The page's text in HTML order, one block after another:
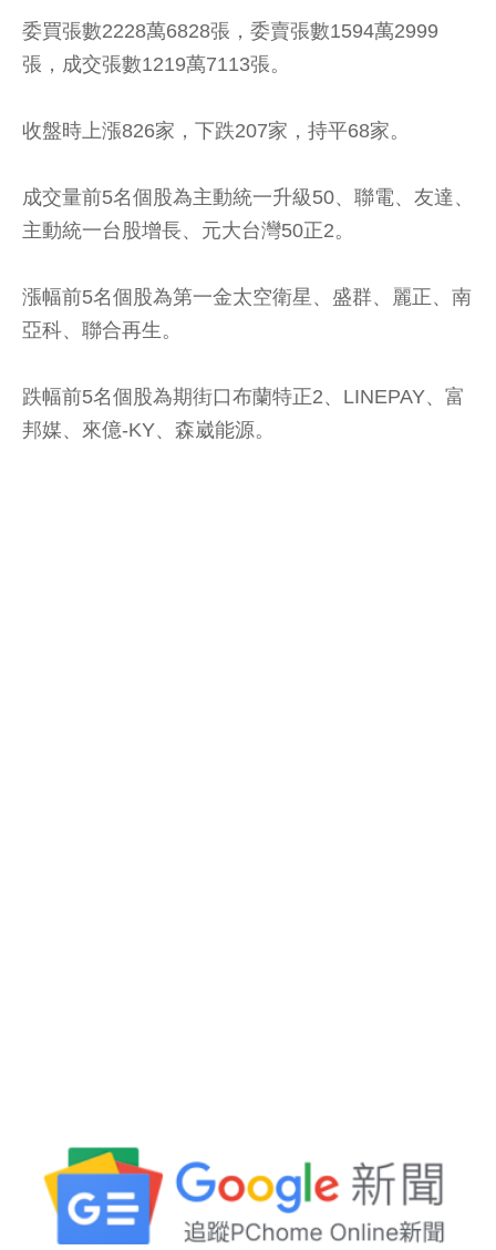
委買張數2228萬6828張，委賣張數1594萬2999
張，成交張數1219萬7113張。
收盤時上漲826家，下跌207家，持平68家。
成交量前5名個股為主動統一升級50、聯電、友達、
主動統一台股增長、元大台灣50正2。
漲幅前5名個股為第一金太空衛星、盛群、麗正、南
亞科、聯合再生。
跌幅前5名個股為期街口布蘭特正2、LINEPAY、富
邦媒、來億-KY、森崴能源。